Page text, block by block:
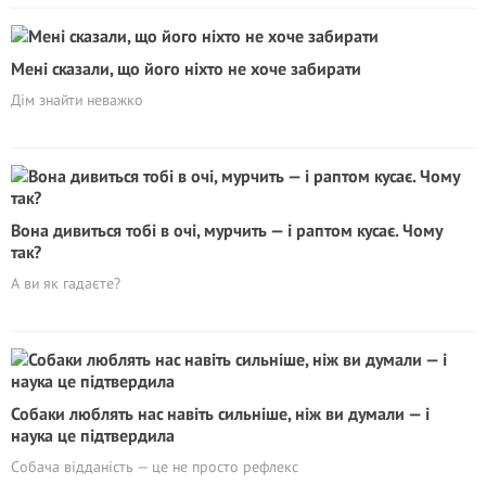
Мені сказали, що його ніхто не хоче забирати
Дім знайти неважко
Вона дивиться тобі в очі, мурчить — і раптом кусає. Чому
так?
А ви як гадаєте?
Собаки люблять нас навіть сильніше, ніж ви думали — і
наука це підтвердила
Собача відданість — це не просто рефлекс